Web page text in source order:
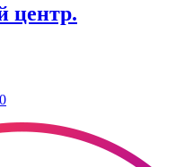
центр.